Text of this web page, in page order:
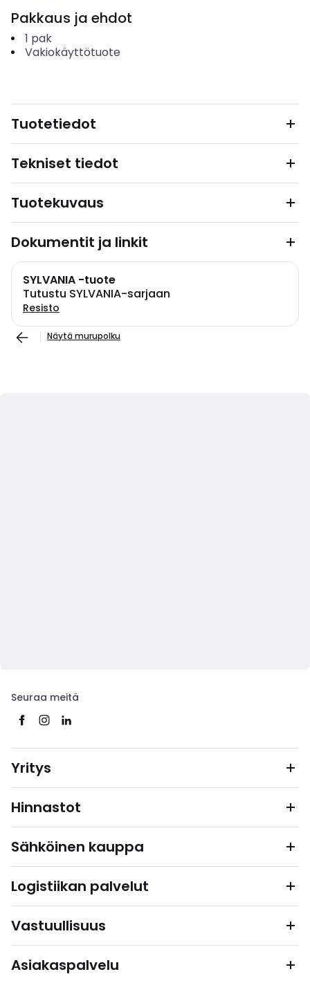
Pakkaus ja ehdot
1 pak
Vakiokäyttötuote
Tuotetiedot
Tekniset tiedot
Tuotekuvaus
Dokumentit ja linkit
SYLVANIA -tuote
Tutustu SYLVANIA-sarjaan
Resisto
Näytä murupolku
Seuraa meitä
Yritys
Hinnastot
Sähköinen kauppa
Logistiikan palvelut
Vastuullisuus
Asiakaspalvelu